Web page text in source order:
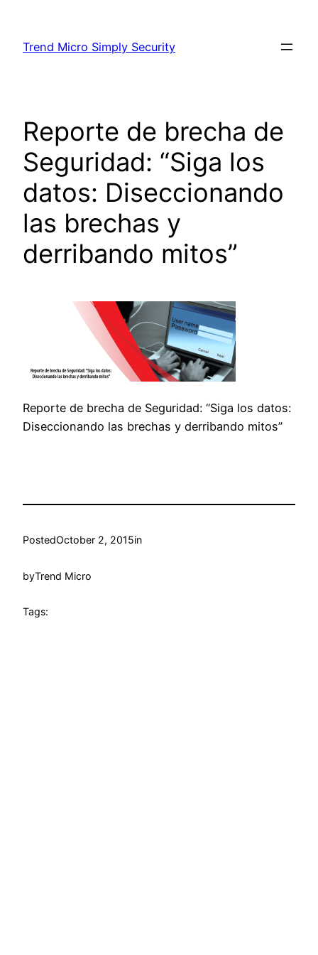
content
Trend Micro Simply Security
Reporte de brecha de
Seguridad: “Siga los
datos: Diseccionando
las brechas y
derribando mitos”
Reporte de brecha de Seguridad: “Siga los datos:
Diseccionando las brechas y derribando mitos”
PostedOctober 2, 2015in
byTrend Micro
Tags: